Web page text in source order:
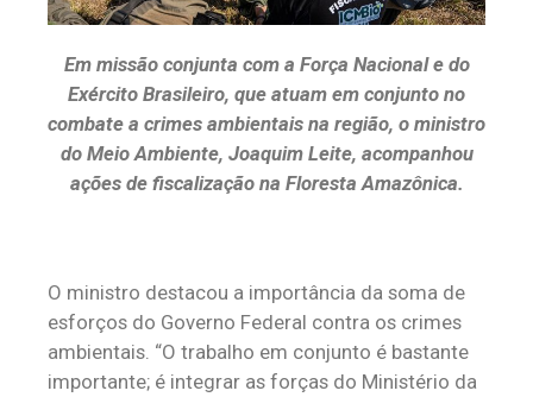
Em missão conjunta com a Força Nacional e do
Exército Brasileiro, que atuam em conjunto no
combate a crimes ambientais na região, o ministro
do Meio Ambiente, Joaquim Leite, acompanhou
ações de fiscalização na Floresta Amazônica.
O ministro destacou a importância da soma de
esforços do Governo Federal contra os crimes
ambientais. “O trabalho em conjunto é bastante
importante; é integrar as forças do Ministério da